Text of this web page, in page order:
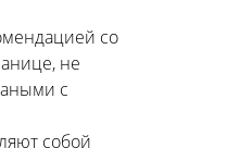
со
не
с
собой